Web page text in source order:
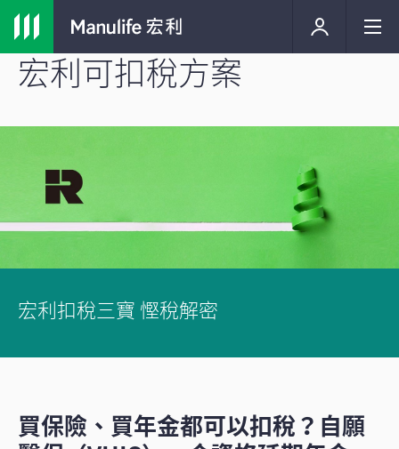
宏利可扣稅方案
宏利扣稅三寶 慳稅解密
買保險、買年金都可以扣稅？自願